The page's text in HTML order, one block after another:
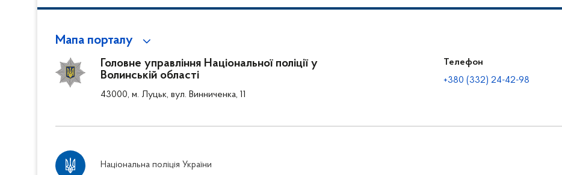
Мапа порталу
Головне управління Національної поліції у
Волинській області
43000, м. Луцьк, вул. Винниченка, 11
Телефон
+380 (332) 24-42-98
Національна поліція України